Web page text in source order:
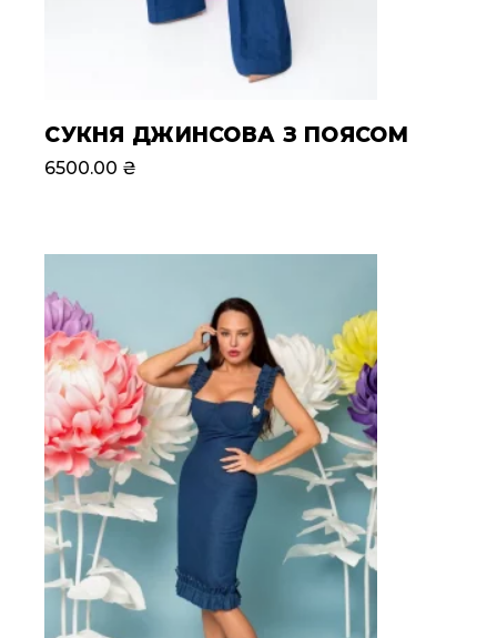
СУКНЯ ДЖИНСОВА З ПОЯСОМ
6500.00 ₴